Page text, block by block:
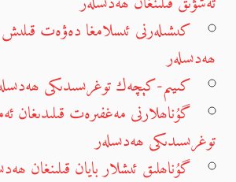
كىشىلەرنى ئىسلامغا دەۋەت
ھەدىسلەر
كىيىم-كېچەك توغرىسىدىكى
گۇناھلارنى مەغفىرەت قىلىدىغان
توغرىسىدىكى ھەدىسلەر
گۇناھلىق ئىشلار بايان قىلىنغان